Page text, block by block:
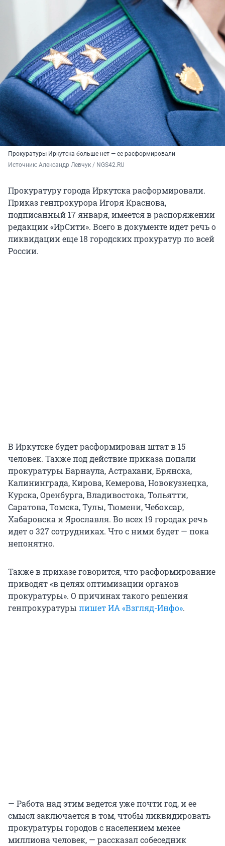
Прокуратуры Иркутска больше нет — ее расформировали
Источник: Александр Левчук / NGS42.RU
Прокуратуру города Иркутска расформировали.
Приказ генпрокурора Игоря Краснова,
подписанный 17 января, имеется в распоряжении
редакции «ИрСити». Всего в документе идет речь о
ликвидации еще 18 городских прокуратур по всей
России.
В Иркутске будет расформирован штат в 15
человек. Также под действие приказа попали
прокуратуры Барнаула, Астрахани, Брянска,
Калининграда, Кирова, Кемерова, Новокузнецка,
Курска, Оренбурга, Владивостока, Тольятти,
Саратова, Томска, Тулы, Тюмени, Чебоксар,
Хабаровска и Ярославля. Во всех 19 городах речь
идет о 327 сотрудниках. Что с ними будет — пока
непонятно.
Также в приказе говорится, что расформирование
приводят «в целях оптимизации органов
прокуратуры». О причинах такого решения
генпрокуратуры пишет ИА «Взгляд-Инфо».
— Работа над этим ведется уже почти год, и ее
смысл заключается в том, чтобы ликвидировать
прокуратуры городов с населением менее
миллиона человек, — рассказал собеседник